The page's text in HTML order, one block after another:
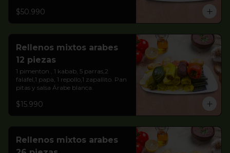
$50.990
Rellenos mixtos arabes
12 piezas
1 pimenton , 1 kabab, 5 parras,2
falafel,1 papa, 1 repollo,1 zapallito. Pan
pitas y salsa Árabe blanca.
$15.990
Rellenos mixtos arabes